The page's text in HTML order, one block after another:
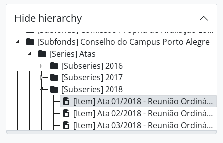
Hide hierarchy
[Subfonds] Comissão Interna de Saúde, Segurança e Prevenção de Acidentes
[Subfonds] Comissão Local do Programa de Acompanhamento de Egressos
[Subfonds] Comissão Própria de Avaliação Local
[Subfonds] Conselho do Campus Porto Alegre
[Series] Atas
[Subseries] 2016
[Subseries] 2017
[Subseries] 2018
[Item] Ata 01/2018 - Reunião Ordinária
[Item] Ata 02/2018 - Reunião Ordinária
[Item] Ata 03/2018 - Reunião Ordinária
[Item] Ata 04/2018 - Reunião Ordinária